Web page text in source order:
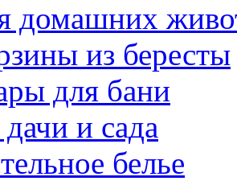
домашних
из бересты
для бани
и сада
белье